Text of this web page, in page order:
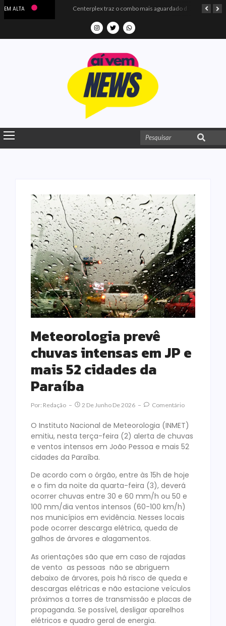
EM ALTA
Meteorologia prevê
chuvas intensas em JP e
mais 52 cidades da
Paraíba
Por: Redação 2 De Junho De 2026 Comentário
O Instituto Nacional de Meteorologia (INMET)
emitiu, nesta terça-feira (2) alerta de chuvas
e ventos intensos em João Pessoa e mais 52
cidades da Paraíba.
De acordo com o órgão, entre às 15h de hoje
e o fim da noite da quarta-feira (3), deverá
ocorrer chuvas entre 30 e 60 mm/h ou 50 e
100 mm/dia ventos intensos (60-100 km/h)
nos municípios em evidência. Nesses locais
pode ocorrer descarga elétrica, queda de
galhos de árvores e alagamentos.
As orientações são que em caso de rajadas
de vento as pessoas não se abriguem
debaixo de árvores, pois há risco de queda e
descargas elétricas e não estacione veículos
próximos a torres de transmissão e placas de
propaganda. Se possível, desligar aparelhos
elétricos e quadro geral de energia.